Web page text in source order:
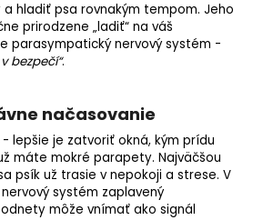
hladiť psa rovnakým tempom. Jeho
prirodzene „ladiť“ na váš
parasympatický nervový systém -
bezpečí“.
načasovanie
lepšie je zatvoriť okná, kým prídu
máte mokré parapety. Najväčšou
psík už trasie v nepokoji a strese. V
systém zaplavený
môže vnímať ako signál